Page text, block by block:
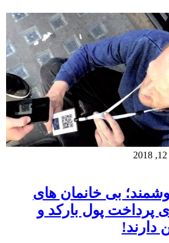
بی خانمان های
پرداخت پول بارکد و
دارند!